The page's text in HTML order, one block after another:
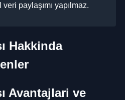
paylaşımı yapılmaz.
Hakkinda
Avantajlari ve